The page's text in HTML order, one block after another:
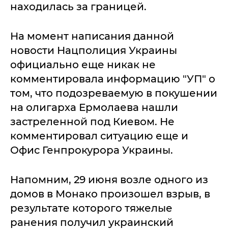
находилась за границей.
На момент написания данной
новости Нацполиция Украины
официально еще никак не
комментировала информацию "УП" о
том, что подозреваемую в покушении
на олигарха Ермолаева нашли
застреленной под Киевом. Не
комментировал ситуацию еще и
Офис Генпрокурора Украины.
Напомним, 29 июня возле одного из
домов в Монако произошел взрыв, в
результате которого тяжелые
ранения получил украинский